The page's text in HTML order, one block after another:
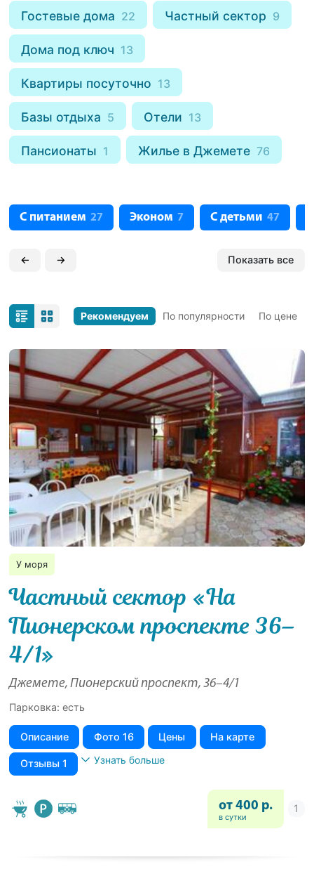
Гостевые дома 22 Частный сектор 9
Дома под ключ 13
Квартиры посуточно 13
Базы отдыха 5 Отели 13
Пансионаты 1 Жилье в Джемете 76
С питанием 27 Эконом 7 С детьми 47
← → Показать все
Рекомендуем По популярности По цене
У моря
Частный сектор «На
Пионерском проспекте 36–
4/1»
Джемете, Пионерский проспект, 36–4/1
Парковка: есть
Описание Фото 16 Цены На карте
Отзывы 1 Узнать больше
от 400 р.
в сутки